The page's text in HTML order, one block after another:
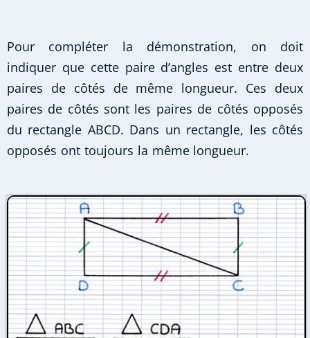
Pour compléter la démonstration, on doit
indiquer que cette paire d’angles est entre deux
paires de côtés de même longueur. Ces deux
paires de côtés sont les paires de côtés opposés
du rectangle ABCD. Dans un rectangle, les côtés
opposés ont toujours la même longueur.